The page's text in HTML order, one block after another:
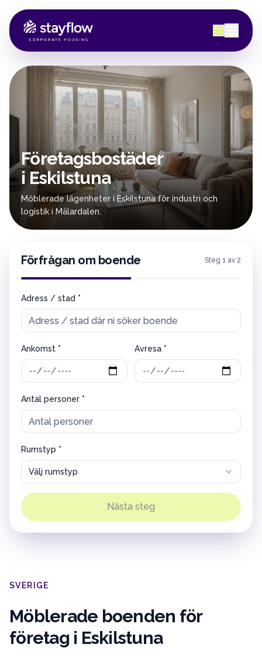
Företagsbostäder
i Eskilstuna
Möblerade lägenheter i Eskilstuna för industri och
logistik i Mälardalen.
Förfrågan om boende Steg 1 av 2
Adress / stad *
Ankomst * Avresa *
Antal personer *
Rumstyp *
Välj rumstyp
Nästa steg
SVERIGE
Möblerade boenden för
företag i Eskilstuna